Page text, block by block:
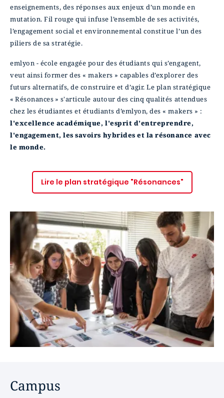
enseignements, des réponses aux enjeux d’un monde en
mutation. Fil rouge qui infuse l’ensemble de ses activités,
l’engagement social et environnemental constitue l’un des
piliers de sa stratégie.
emlyon - école engagée pour des étudiants qui s’engagent,
veut ainsi former des « makers » capables d’explorer des
futurs alternatifs, de construire et d’agir. Le plan stratégique
« Résonances » s'articule autour des cinq qualités attendues
chez les étudiantes et étudiants d’emlyon, des « makers » :
l'excellence académique, l'esprit d'entreprendre,
l'engagement, les savoirs hybrides et la résonance avec
le monde.
Lire le plan stratégique "Résonances"
Campus